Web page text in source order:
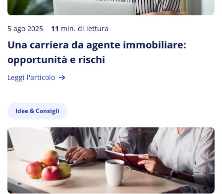
5 ago 2025 11 min. di lettura
Una carriera da agente immobiliare:
opportunità e rischi
Leggi l'articolo
Idee & Consigli